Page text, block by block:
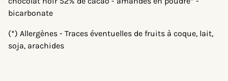
bicarbonate
(*) Allergènes - Traces éventuelles de fruits à coque, lait,
soja, arachides